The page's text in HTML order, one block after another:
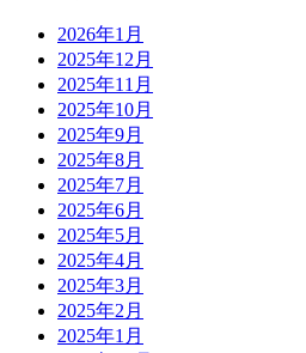
2026年1月
2025年12月
2025年11月
2025年10月
2025年9月
2025年8月
2025年7月
2025年6月
2025年5月
2025年4月
2025年3月
2025年2月
2025年1月